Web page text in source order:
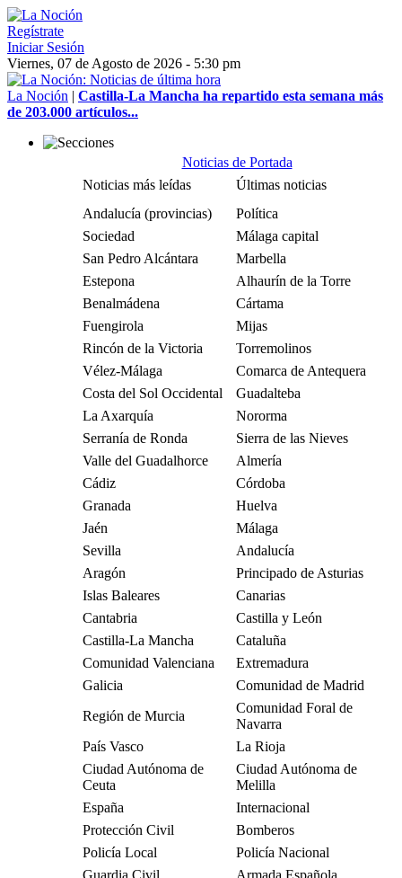
Regístrate
Iniciar Sesión
Viernes, 07 de Agosto de 2026 - 5:30 pm
La Noción | Castilla-La Mancha ha repartido esta semana más
de 203.000 artículos...
Noticias de Portada
Noticias más leídas
Últimas noticias
Andalucía (provincias)
Política
Sociedad
Málaga capital
San Pedro Alcántara
Marbella
Estepona
Alhaurín de la Torre
Benalmádena
Cártama
Fuengirola
Mijas
Rincón de la Victoria
Torremolinos
Vélez-Málaga
Comarca de Antequera
Costa del Sol Occidental
Guadalteba
La Axarquía
Nororma
Serranía de Ronda
Sierra de las Nieves
Valle del Guadalhorce
Almería
Cádiz
Córdoba
Granada
Huelva
Jaén
Málaga
Sevilla
Andalucía
Aragón
Principado de Asturias
Islas Baleares
Canarias
Cantabria
Castilla y León
Castilla-La Mancha
Cataluña
Comunidad Valenciana
Extremadura
Galicia
Comunidad de Madrid
Región de Murcia
Comunidad Foral de
Navarra
País Vasco
La Rioja
Ciudad Autónoma de
Ceuta
Ciudad Autónoma de
Melilla
España
Internacional
Protección Civil
Bomberos
Policía Local
Policía Nacional
Guardia Civil
Armada Española